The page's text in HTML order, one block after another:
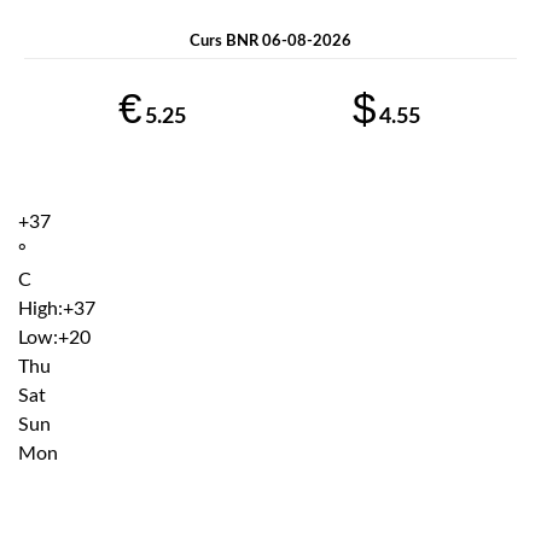
Curs BNR 06-08-2026
€ 5.25 $4.55
+37
°
C
High:+37
Low:+20
Thu
Sat
Sun
Mon